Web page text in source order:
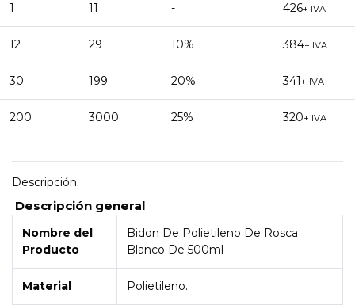
1 11 - 426+ IVA
12 29 10% 384+ IVA
30 199 20% 341 + IVA
200 3000 25% 320+ IVA
Descripción:
Descripción general
Nombre del
Producto
Bidon De Polietileno De Rosca
Blanco De 500ml
Material Polietileno.